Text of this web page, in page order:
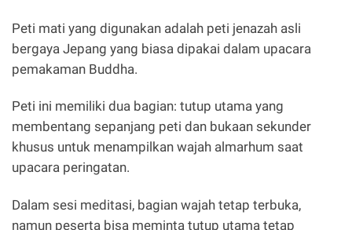
Peti mati yang digunakan adalah peti jenazah asli
bergaya Jepang yang biasa dipakai dalam upacara
pemakaman Buddha.
Peti ini memiliki dua bagian: tutup utama yang
membentang sepanjang peti dan bukaan sekunder
khusus untuk menampilkan wajah almarhum saat
upacara peringatan.
Dalam sesi meditasi, bagian wajah tetap terbuka,
namun peserta bisa meminta tutup utama tetap